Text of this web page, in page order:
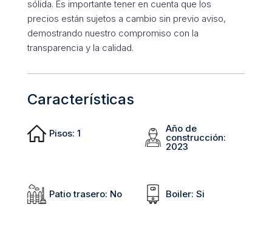
sólida. Es importante tener en cuenta que los
precios están sujetos a cambio sin previo aviso,
demostrando nuestro compromiso con la
transparencia y la calidad.
Características
Pisos:1 Año de
construcción:
2023
Patio trasero: No Boiler: Si